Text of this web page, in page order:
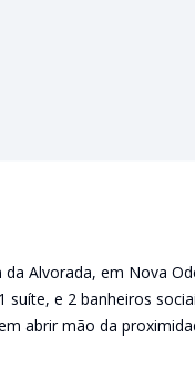
Alvorada, em Nova
e 2 banheiros
abrir mão da